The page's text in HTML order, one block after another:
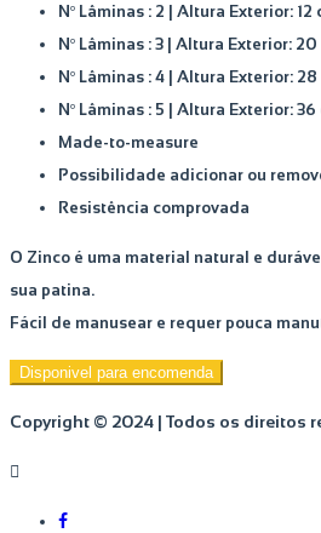
Nº Lâminas : 2 | Altura Exterior: 12
Nº Lâminas : 3 | Altura Exterior: 20
Nº Lâminas : 4 | Altura Exterior: 28
Nº Lâminas : 5 | Altura Exterior: 36
Made-to-measure
Possibilidade adicionar ou
Resistência comprovada
O Zinco é uma material natural e
sua patina.
Fácil de manusear e requer pouca
Disponivel para encomenda
Copyright © 2024 | Todos os direitos